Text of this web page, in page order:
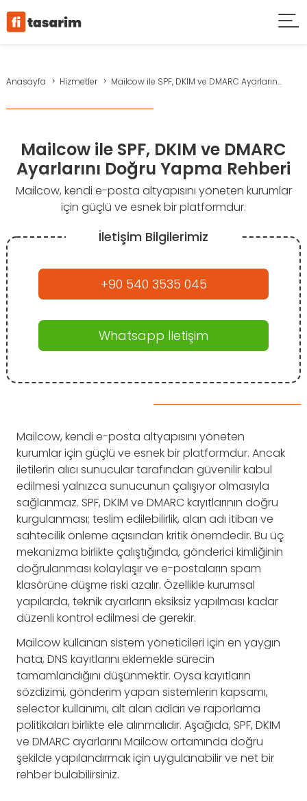
Anasayfa Hizmetler Mailcow ile SPF, DKIM ve DMARC Ayarların...
Mailcow ile SPF, DKIM ve DMARC
Ayarlarını Doğru Yapma Rehberi
Mailcow, kendi e-posta altyapısını yöneten kurumlar
için güçlü ve esnek bir platformdur.
İletişim Bilgilerimiz
+90 540 3535 045
Whatsapp İletişim
Mailcow, kendi e-posta altyapısını yöneten
kurumlar için güçlü ve esnek bir platformdur. Ancak
iletilerin alıcı sunucular tarafından güvenilir kabul
edilmesi yalnızca sunucunun çalışıyor olmasıyla
sağlanmaz. SPF, DKIM ve DMARC kayıtlarının doğru
kurgulanması; teslim edilebilirlik, alan adı itibarı ve
sahtecilik önleme açısından kritik önemdedir. Bu üç
mekanizma birlikte çalıştığında, gönderici kimliğinin
doğrulanması kolaylaşır ve e-postaların spam
klasörüne düşme riski azalır. Özellikle kurumsal
yapılarda, teknik ayarların eksiksiz yapılması kadar
düzenli kontrol edilmesi de gerekir.
Mailcow kullanan sistem yöneticileri için en yaygın
hata, DNS kayıtlarını eklemekle sürecin
tamamlandığını düşünmektir. Oysa kayıtların
sözdizimi, gönderim yapan sistemlerin kapsamı,
selector kullanımı, alt alan adları ve raporlama
politikaları birlikte ele alınmalıdır. Aşağıda, SPF, DKIM
ve DMARC ayarlarını Mailcow ortamında doğru
şekilde yapılandırmak için uygulanabilir ve net bir
rehber bulabilirsiniz.